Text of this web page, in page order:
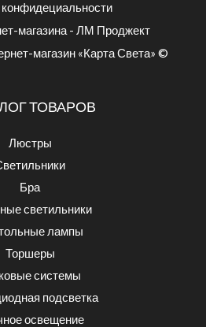
магазина - ЛМ Проджект
магазин «Карта Света» ©
ТОВАРОВ
Люстры
Бра
светильники
лампы
Торшеры
системы
подсветка
освещение